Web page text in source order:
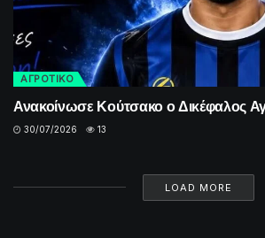
ΑΓΡΟΤΙΚΟ
Ανακοίνωσε Κούτσακο ο Δικέφαλος
30/07/2026 13
LOAD MORE